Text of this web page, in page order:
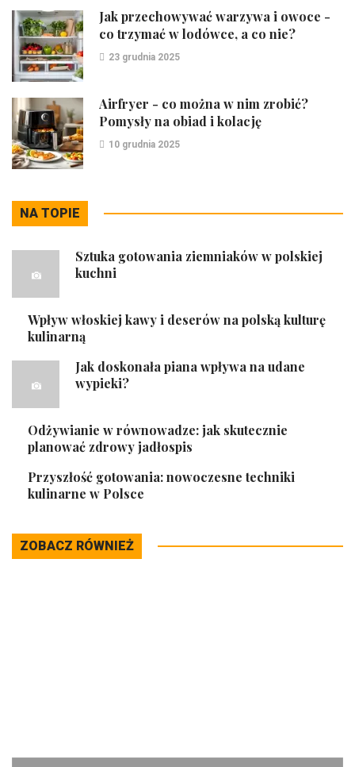
Jak przechowywać warzywa i owoce -
co trzymać w lodówce, a co nie?
23 grudnia 2025
Airfryer - co można w nim zrobić?
Pomysły na obiad i kolację
10 grudnia 2025
NA TOPIE
Sztuka gotowania ziemniaków w polskiej
kuchni
Wpływ włoskiej kawy i deserów na polską kulturę
kulinarną
Jak doskonała piana wpływa na udane
wypieki?
Odżywianie w równowadze: jak skutecznie
planować zdrowy jadłospis
Przyszłość gotowania: nowoczesne techniki
kulinarne w Polsce
ZOBACZ RÓWNIEŻ